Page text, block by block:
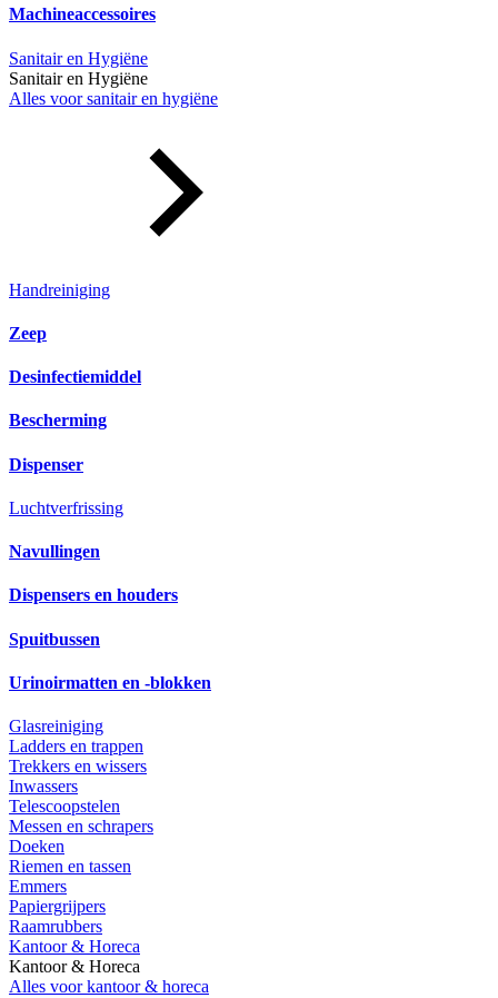
Machineaccessoires
Sanitair en Hygiëne
Sanitair en Hygiëne
Alles voor sanitair en hygiëne
Handreiniging
Zeep
Desinfectiemiddel
Bescherming
Dispenser
Luchtverfrissing
Navullingen
Dispensers en houders
Spuitbussen
Urinoirmatten en -blokken
Glasreiniging
Ladders en trappen
Trekkers en wissers
Inwassers
Telescoopstelen
Messen en schrapers
Doeken
Riemen en tassen
Emmers
Papiergrijpers
Raamrubbers
Kantoor & Horeca
Kantoor & Horeca
Alles voor kantoor & horeca